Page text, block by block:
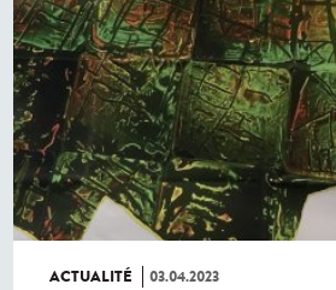
ACTUALITÉ 03.04.2023